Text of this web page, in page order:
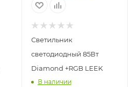
Светильник
светодиодный 85Вт
Diamond +RGB LEEK
В наличии